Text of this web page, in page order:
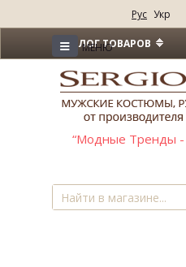
≡ МЕНЮ
Рус Укр
КАТАЛОГ ТОВАРОВ
“Модные Тренды -